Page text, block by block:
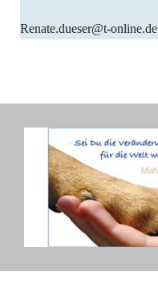
Renate.dueser@t-online.de